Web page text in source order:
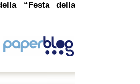
“Festa della